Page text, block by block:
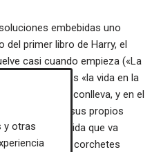
embebidas uno
del primer libro de Harry, el
casi cuando empieza («La
El segundo es «la vida en la
y lo que conlleva, y en el
con sus propios
en la medida que va
aparecen más corchetes
y otras